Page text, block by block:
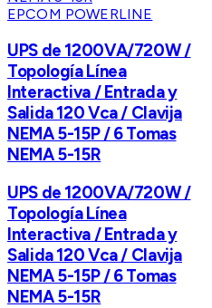
EPCOM POWERLINE
UPS de 1200VA/720W /
Topología Línea
Interactiva / Entrada y
Salida 120 Vca / Clavija
NEMA 5-15P / 6 Tomas
NEMA 5-15R
UPS de 1200VA/720W /
Topología Línea
Interactiva / Entrada y
Salida 120 Vca / Clavija
NEMA 5-15P / 6 Tomas
NEMA 5-15R